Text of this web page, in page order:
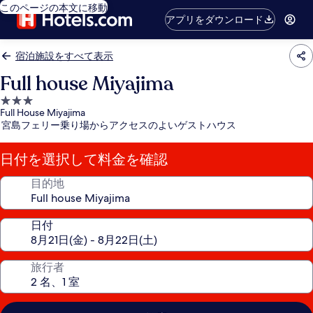
このページの本文に移動
アプリをダウンロード
宿泊施設をすべて表示
Full house Miyajima
3.0
つ
星
宿
泊
施
Full House Miyajima
宮島フェリー乗り場からアクセスのよいゲストハウス
日付を選択して料金を確認
目的地
日付
旅行者